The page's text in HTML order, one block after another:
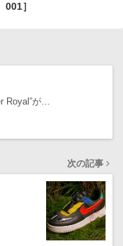
001］
Royal”が…
次の記事